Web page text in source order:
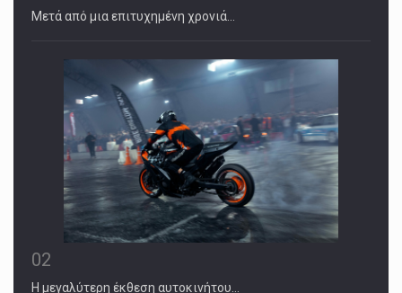
Μετά από μια επιτυχημένη χρονιά…
02
Η μεγαλύτερη έκθεση αυτοκινήτου…